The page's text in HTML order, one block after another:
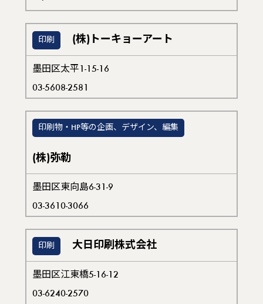
印刷 (株)トーキョーアート
墨田区太平1-15-16
03-5608-2581
印刷物・HP等の企画、デザイン、編集
(株)弥勒
墨田区東向島6-31-9
03-3610-3066
印刷 大日印刷株式会社
墨田区江東橋5-16-12
03-6240-2570